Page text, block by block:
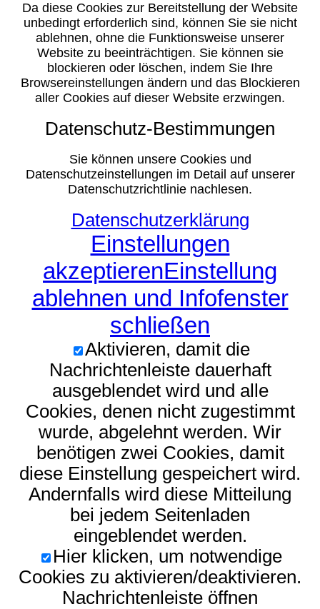
Da diese Cookies zur Bereitstellung der Website
unbedingt erforderlich sind, können Sie sie nicht
ablehnen, ohne die Funktionsweise unserer
Website zu beeinträchtigen. Sie können sie
blockieren oder löschen, indem Sie Ihre
Browsereinstellungen ändern und das Blockieren
aller Cookies auf dieser Website erzwingen.
Datenschutz-Bestimmungen
Sie können unsere Cookies und
Datenschutzeinstellungen im Detail auf unserer
Datenschutzrichtlinie nachlesen.
Datenschutzerklärung
Einstellungen
akzeptierenEinstellung
ablehnen und Infofenster
schließen
Aktivieren, damit die
Nachrichtenleiste dauerhaft
ausgeblendet wird und alle
Cookies, denen nicht zugestimmt
wurde, abgelehnt werden. Wir
benötigen zwei Cookies, damit
diese Einstellung gespeichert wird.
Andernfalls wird diese Mitteilung
bei jedem Seitenladen
eingeblendet werden.
Hier klicken, um notwendige
Cookies zu aktivieren/deaktivieren.
Nachrichtenleiste öffnen